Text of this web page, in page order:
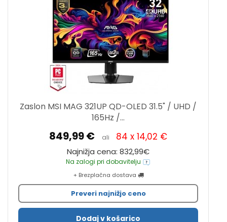
Zaslon MSI MAG 321UP QD-OLED 31.5" / UHD /
165Hz /...
849,99 € ali 84 x 14,02 €
Najnižja cena: 832,99€
Na zalogi pri dobavitelju
+ Brezplačna dostava
Preveri najnižjo ceno
Dodaj v košarico